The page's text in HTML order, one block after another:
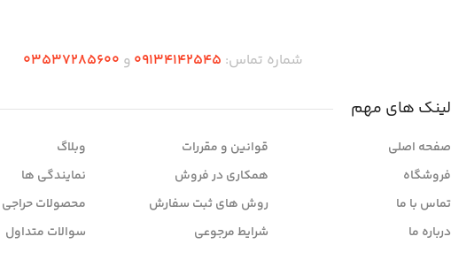
شماره تماس: 09134142545 و 03537285600
لینک های مهم
صفحه اصلی
فروشگاه
تماس با ما
درباره ما
قوانین و مقررات
همکاری در فروش
روش های ثبت سفارش
شرایط مرجوعی
وبلاگ
نمایندگی ها
محصولات حراجی
سوالات متداول